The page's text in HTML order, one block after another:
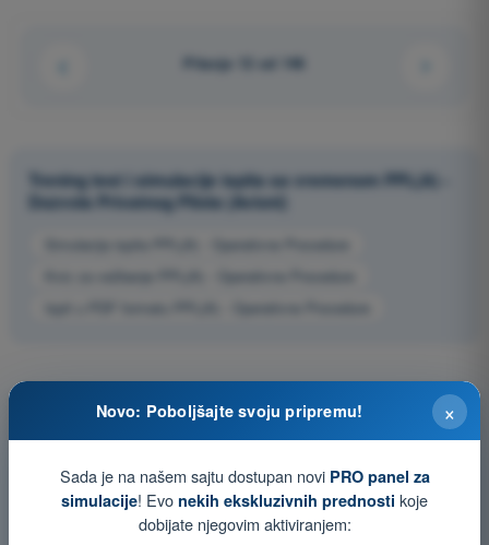
Pitanje 12 od 146
Trening test i simulacije ispita sa vremenom PPL(A) -
Dozvola Privatnog Pilota (Avioni)
Simulacija ispita PPL(A) - Operativne Procedure
Kviz za vežbanje PPL(A) - Operativne Procedure
Ispit u PDF formatu PPL(A) - Operativne Procedure
×
Novo: Poboljšajte svoju pripremu!
Sada je na našem sajtu dostupan novi PRO panel za
simulacije! Evo nekih ekskluzivnih prednosti koje
dobijate njegovim aktiviranjem: